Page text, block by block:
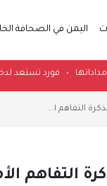
اليمن في الصحافة
مصادر إمداداتها•فورد
التفاهم ا...
التفاهم